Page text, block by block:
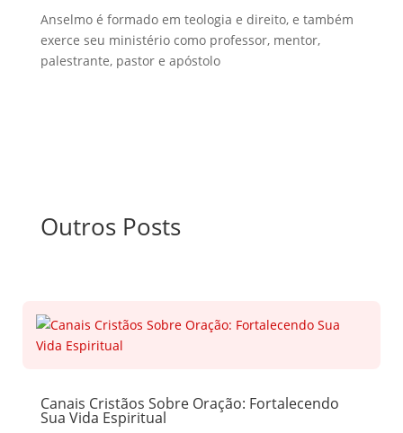
Anselmo é formado em teologia e direito, e também
exerce seu ministério como professor, mentor,
palestrante, pastor e apóstolo
Outros Posts
Canais Cristãos Sobre Oração: Fortalecendo
Sua Vida Espiritual